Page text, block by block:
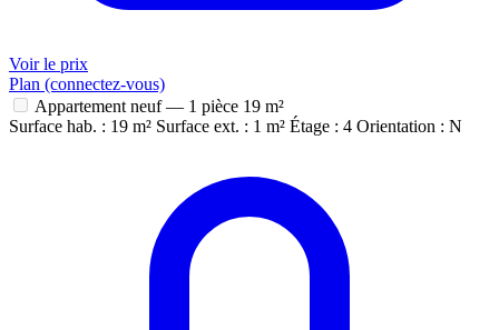
Voir le prix
Plan (connectez-vous)
Appartement neuf — 1 pièce 19 m²
Surface hab. : 19 m² Surface ext. : 1 m² Étage : 4 Orientation : N